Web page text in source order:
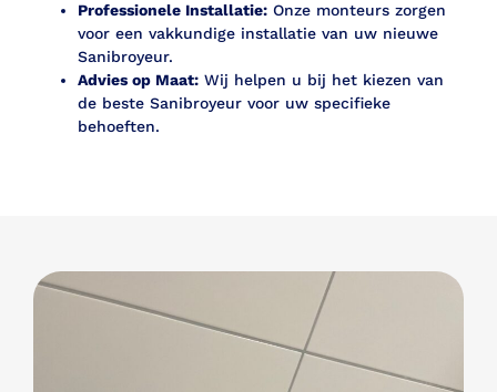
Professionele Installatie: Onze monteurs zorgen
voor een vakkundige installatie van uw nieuwe
Sanibroyeur.
Advies op Maat: Wij helpen u bij het kiezen van
de beste Sanibroyeur voor uw specifieke
behoeften.